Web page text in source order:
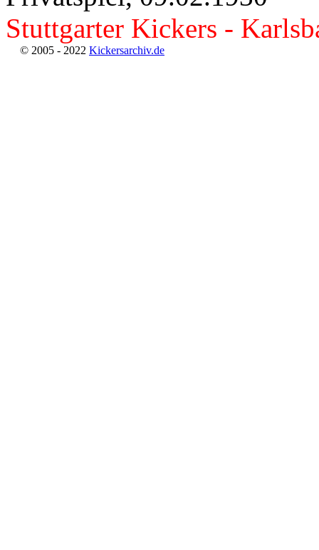
Stuttgarter Kickers -
© 2005 - 2022 Kickersarchiv.de